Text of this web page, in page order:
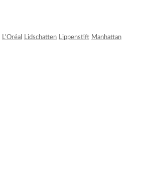
L'Oréal Lidschatten Lippenstift Manhattan